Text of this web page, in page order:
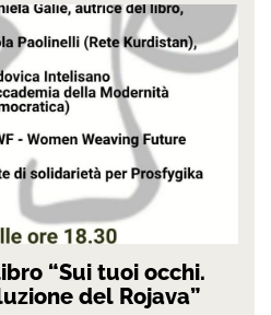
“Sui tuoi occhi.
del Rojava”